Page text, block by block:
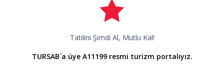
Tatilini Şimdi Al, Mutlu Kal!
TURSAB`a üye A11199 resmi turizm portalıyız.